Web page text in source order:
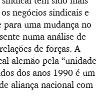
negócios sindicais e
uma mudança no
numa análise de
de forças. A
alemão pela “unidade
dos anos 1990 é um
aliança nacional com